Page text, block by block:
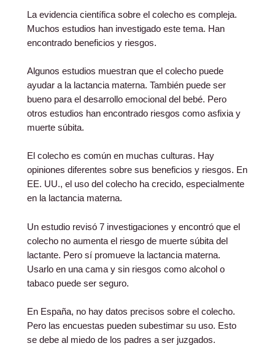
La evidencia científica sobre el colecho es compleja.
Muchos estudios han investigado este tema. Han
encontrado beneficios y riesgos.
Algunos estudios muestran que el colecho puede
ayudar a la lactancia materna. También puede ser
bueno para el desarrollo emocional del bebé. Pero
otros estudios han encontrado riesgos como asfixia y
muerte súbita.
El colecho es común en muchas culturas. Hay
opiniones diferentes sobre sus beneficios y riesgos. En
EE. UU., el uso del colecho ha crecido, especialmente
en la lactancia materna.
Un estudio revisó 7 investigaciones y encontró que el
colecho no aumenta el riesgo de muerte súbita del
lactante. Pero sí promueve la lactancia materna.
Usarlo en una cama y sin riesgos como alcohol o
tabaco puede ser seguro.
En España, no hay datos precisos sobre el colecho.
Pero las encuestas pueden subestimar su uso. Esto
se debe al miedo de los padres a ser juzgados.